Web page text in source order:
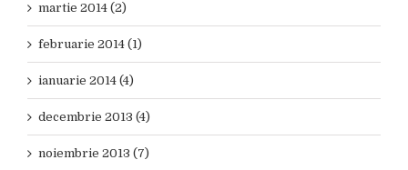
martie 2014 (2)
februarie 2014 (1)
ianuarie 2014 (4)
decembrie 2013 (4)
noiembrie 2013 (7)